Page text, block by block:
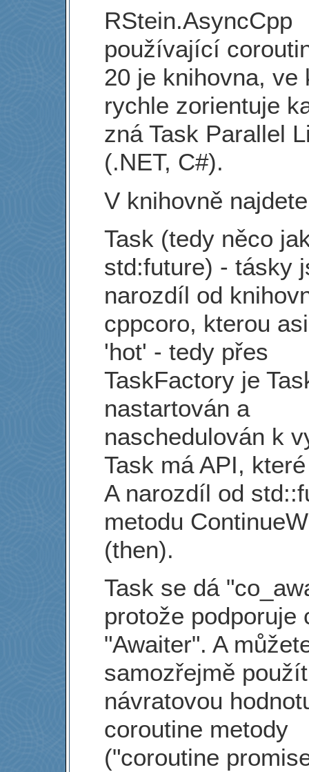
RStein.AsyncCpp
používající
20 je knihovna, ve
rychle zorientuje
zná Task Parallel
(.NET, C#).
V knihovně
Task (tedy něco
std:future) - tásky
narozdíl od
cppcoro, kterou
'hot' - tedy přes
TaskFactory je
nastartován a
naschedulován k
Task má API,
A narozdíl od
metodu
(then).
Task se dá
protože podporuje
"Awaiter". A
samozřejmě
návratovou
coroutine metody
("coroutine